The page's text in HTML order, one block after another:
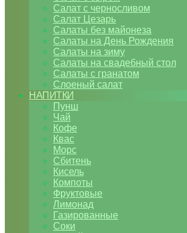
Салат с черносливом
Салат Цезарь
Салаты без майонеза
Салаты на День Рождения
Салаты на зиму
Салаты на свадебный стол
Салаты с гранатом
Слоеный салат
НАПИТКИ
Пунш
Чай
Кофе
Квас
Морс
Сбитень
Кисель
Компоты
Фруктовые
Лимонад
Газированные
Соки